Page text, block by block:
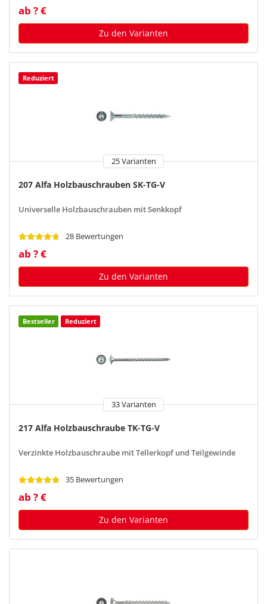
ab ? €
Zu den Varianten
Reduziert
25 Varianten
207 Alfa Holzbauschrauben SK-TG-V
Universelle Holzbauschrauben mit Senkkopf
28 Bewertungen
ab ? €
Zu den Varianten
Bestseller Reduziert
33 Varianten
217 Alfa Holzbauschraube TK-TG-V
Verzinkte Holzbauschraube mit Tellerkopf und Teilgewinde
35 Bewertungen
ab ? €
Zu den Varianten